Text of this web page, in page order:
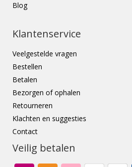
Blog
Klantenservice
Veelgestelde vragen
Bestellen
Betalen
Bezorgen of ophalen
Retourneren
Klachten en suggesties
Contact
Veilig betalen